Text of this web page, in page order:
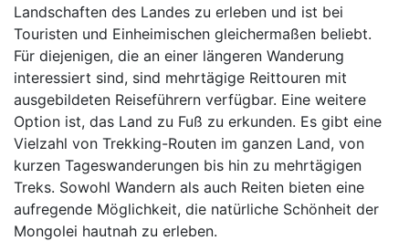
Landschaften des Landes zu erleben und ist bei
Touristen und Einheimischen gleichermaßen beliebt.
Für diejenigen, die an einer längeren Wanderung
interessiert sind, sind mehrtägige Reittouren mit
ausgebildeten Reiseführern verfügbar. Eine weitere
Option ist, das Land zu Fuß zu erkunden. Es gibt eine
Vielzahl von Trekking-Routen im ganzen Land, von
kurzen Tageswanderungen bis hin zu mehrtägigen
Treks. Sowohl Wandern als auch Reiten bieten eine
aufregende Möglichkeit, die natürliche Schönheit der
Mongolei hautnah zu erleben.